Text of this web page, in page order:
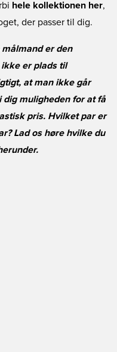
hele kollektionen her,
der passer til dig.
er den
er plads til
at man ikke går
dig muligheden for at få
pris. Hvilket par er
Lad os høre hvilke du